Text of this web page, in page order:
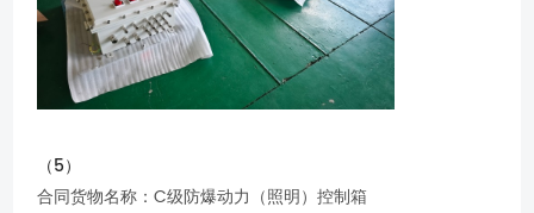
（5）
合同货物名称：C级防爆动力（照明）控制箱